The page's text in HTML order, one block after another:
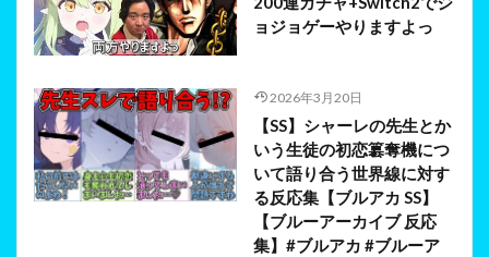
ョジョゲーやりますよっ
2026年3月20日
【SS】シャーレの先生とか
いう生徒の初恋簒奪機につ
いて語り合う世界線に対す
る反応集【ブルアカ SS】
【ブルーアーカイブ 反応
集】#ブルアカ #ブルーア